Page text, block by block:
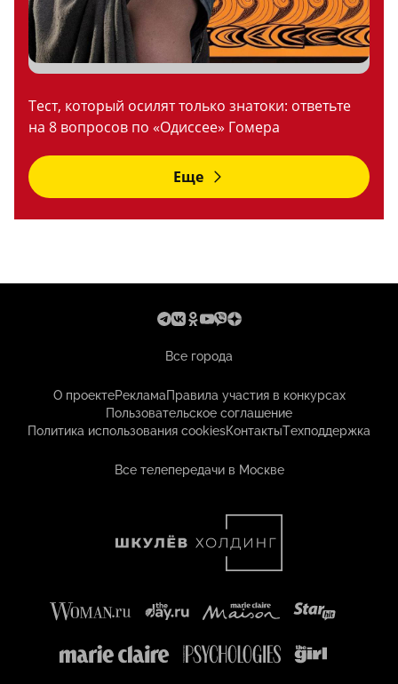
Тест, который осилят только знатоки: ответьте
на 8 вопросов по «Одиссее» Гомера
Еще
Все города
О проектеРекламаПравила участия в конкурсах
Пользовательское соглашение
Политика использования cookiesКонтактыТехподдержка
Все телепередачи в Москве